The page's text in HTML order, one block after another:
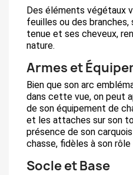
Des éléments végétaux
feuilles ou des
tenue et ses cheveux,
nature.
Armes et
Bien que son arc
dans cette vue, on peut
de son équipement de
et les attaches sur son
présence de son
chasse, fidèles à son rôle
Socle et Base